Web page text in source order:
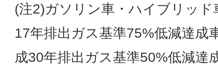
(注2)ガソリン車・ハイブリッ
17年排出ガス基準75%低減達
成30年排出ガス基準50%低減達